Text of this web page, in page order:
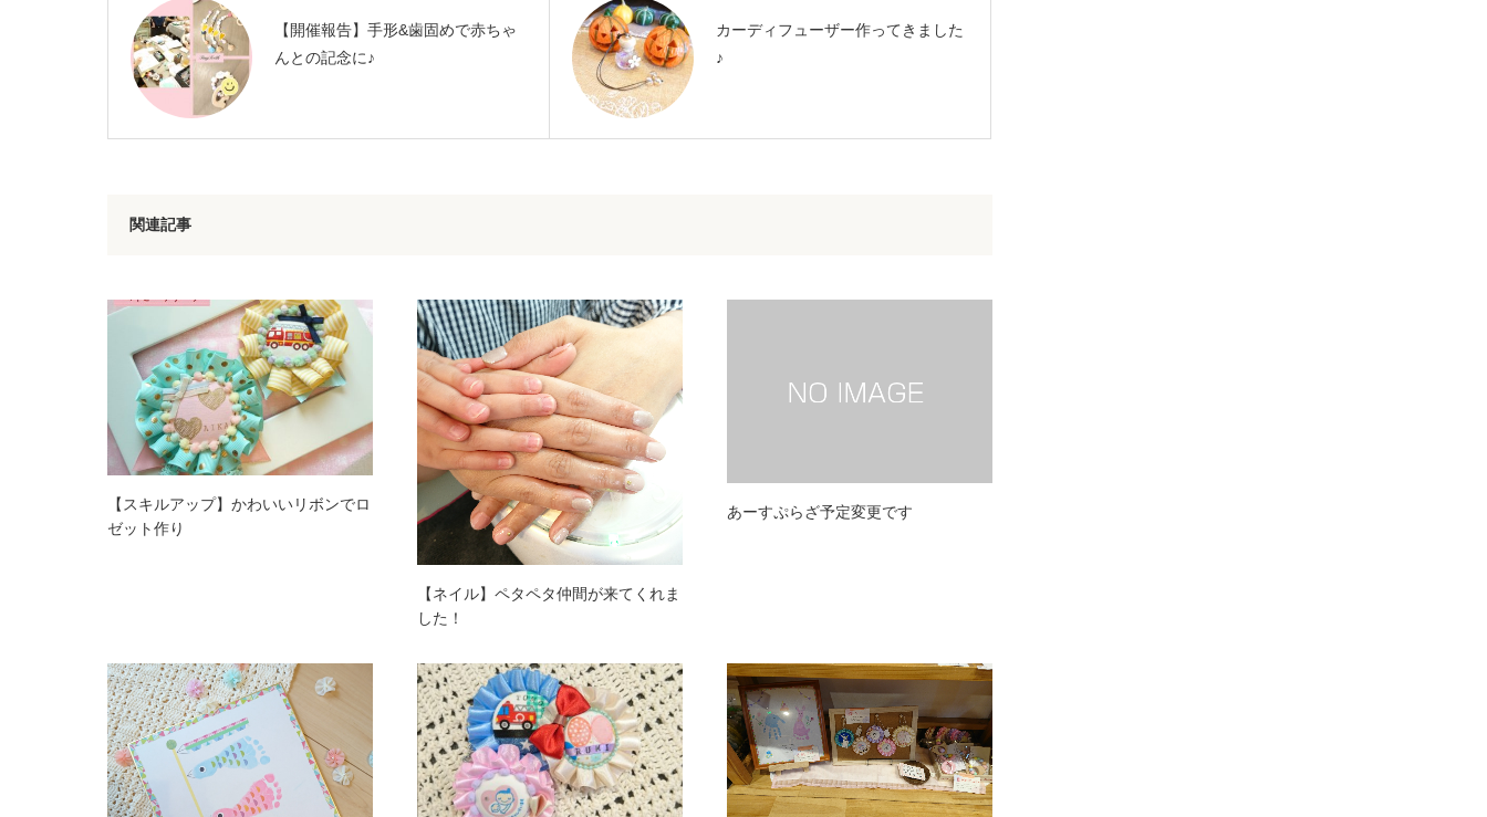
【開催報告】手形&歯固めで赤ちゃ
んとの記念に♪
カーディフューザー作ってきました
♪
関連記事
【スキルアップ】かわいいリボンでロ
ゼット作り
【ネイル】ペタペタ仲間が来てくれま
した！
あーすぷらざ予定変更です